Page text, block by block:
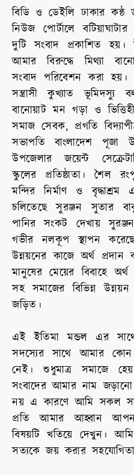
বিডি ও ডেইলি ঢাকার
নিউজ পোর্টালে
দুটি সংবাদ প্রকাশিত হয়।
আমার বিরুদ্ধে মিথ্যা
সংবাদ পরিবেশন করা হয়।
সন্ত্রাসী কুখ্যাত ভূমিদস্যু
বানোয়াট মন গড়া ও
সমাজ সেবক, প্রগতি
সভাপতি বাংলাদেশ পূজা
উপজেলার জয়েন্ট
স্কুলের প্রতিষ্ঠাতা। শৈল
মন্দির নির্মাণ ও বৃদ্ধাশ্রম
চলিতেছে সুরঞ্জন সুতার
পানির সংকট দেখায়
গভীর নলকূপ স্থাপন
উন্নয়নের কাজে অর্থ প্রদান
মানুষের মেয়ের বিবাহে
সহ সমাজের বিভিন্ন
জড়িত।
এই ইতিমা মন্ডল এর
সদস্যের সাথে আমার
নেই। শুধুমাত্র সমাজে
সংবাদের আমার নাম
নয় এ কারণে আমি সকল
প্রতি আমার আহ্বান
বিষয়টি খতিয়ে দেখুন।
সত্যকে জয় করার